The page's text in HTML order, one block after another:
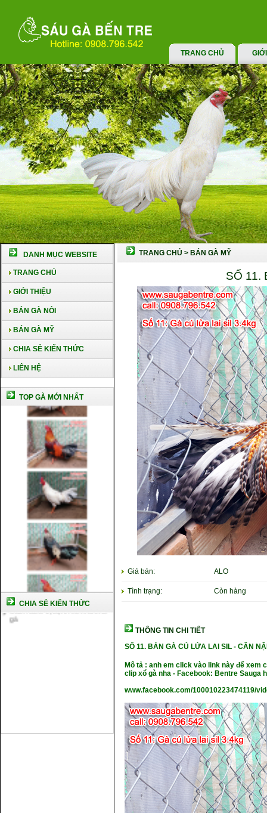
TRANG CHỦ
DANH MỤC WEBSITE
TRANG CHỦ
GIỚI THIỆU
BÁN GÀ NÒI
BÁN GÀ MỸ
CHIA SẺ KIẾN THỨC
LIÊN HỆ
TOP GÀ MỚI NHẤT
CHIA SẺ KIẾN THỨC
Cách nuôi gà chế độ đá c1
Cách nuôi gà đông tảo thuần
chủng
Kỹ thuật nuôi gà con mới nở
Hướng dẫn nuôi gà đá
Tại sao bạn cần biết cách nuôi
gà chọi ?
Cách điều trị bệnh sổ mũi cho
gà
TRANG CHỦ > BÁN GÀ MỸ
SỐ 11.
Giá bán: ALO
Tình trạng: Còn hàng
THÔNG TIN CHI TIẾT
SỐ 11.BÁN GÀ CÚ LỬA LAI SIL -CÂN NẶ
Mô tả : anh em click vào link này để xem
clip xổ gà nha - Facebook: Bentre Sauga
www.facebook.com/100010223474119/